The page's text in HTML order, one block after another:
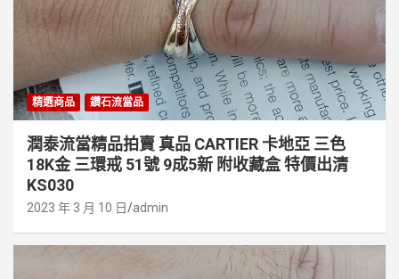
精選商品 鑽石流當品
潤泰流當精品拍賣 真品 CARTIER 卡地亞 三色
18K金 三環戒 51號 9成5新 附收藏盒 特價出清
KS030
2023 年 3 月 10 日 admin